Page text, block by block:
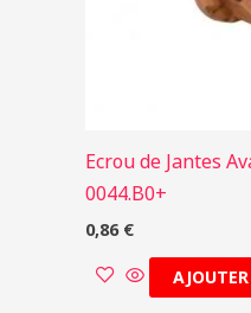
Ecrou de Jantes
0044.B0+
0,86 €